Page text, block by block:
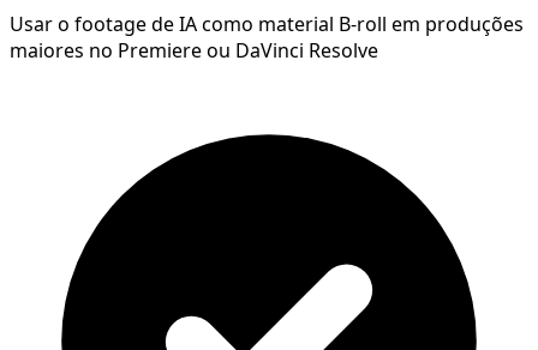
Usar o footage de IA como material B-roll em produções
maiores no Premiere ou DaVinci Resolve